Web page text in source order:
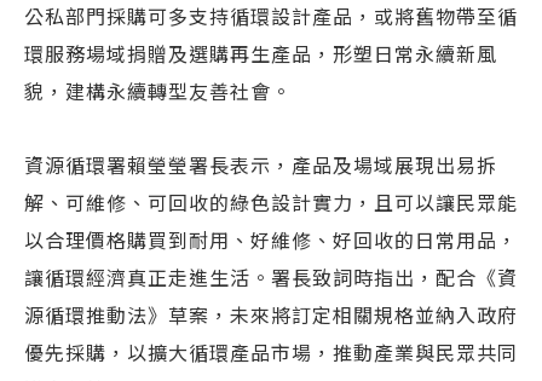
公私部門採購可多支持循環設計產品，或將舊物帶至循
環服務場域捐贈及選購再生產品，形塑日常永續新風
貌，建構永續轉型友善社會。
資源循環署賴瑩瑩署長表示，產品及場域展現出易拆
解、可維修、可回收的綠色設計實力，且可以讓民眾能
以合理價格購買到耐用、好維修、好回收的日常用品，
讓循環經濟真正走進生活。署長致詞時指出，配合《資
源循環推動法》草案，未來將訂定相關規格並納入政府
優先採購，以擴大循環產品市場，推動產業與民眾共同